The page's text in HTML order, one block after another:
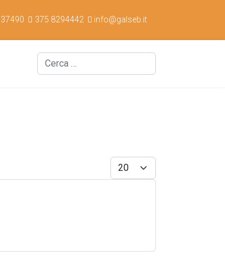
375 8294442 info@galseb.it
Cerca
Display #